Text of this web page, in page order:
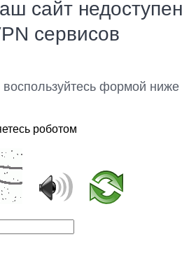
сайт недоступен
сервисов
формой
роботом